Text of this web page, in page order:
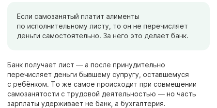
Если самозанятый платит алименты
по исполнительному листу, то он не перечисляет
деньги самостоятельно. За него это делает банк.
Банк получает лист — а после принудительно
перечисляет деньги бывшему супругу, оставшемуся
с ребёнком. То же самое происходит при совмещении
самозанятости с трудовой деятельностью — но часть
зарплаты удерживает не банк, а бухгалтерия.